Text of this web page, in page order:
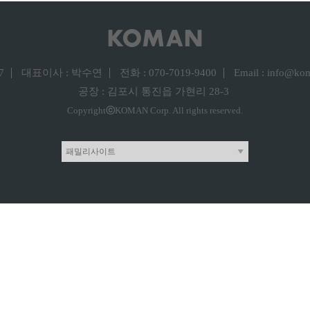
대표이사 : 박수연 전화 : 070-7019-9400 Email :
공장 : 김포시 통진읍 가현리 28-3
Copyrightⓒ KOMAN Corp. All rights reserved.